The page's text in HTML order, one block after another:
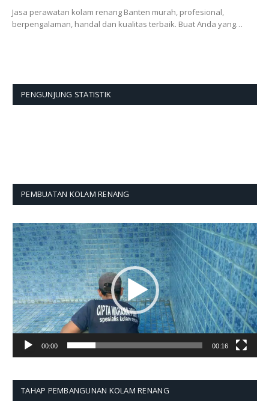
Jasa perawatan kolam renang Banten murah, profesional,
berpengalaman, handal dan kualitas terbaik. Buat Anda yang…
PENGUNJUNG STATISTIK
PEMBUATAN KOLAM RENANG
Pemutar
Video
00:00 00:16
TAHAP PEMBANGUNAN KOLAM RENANG